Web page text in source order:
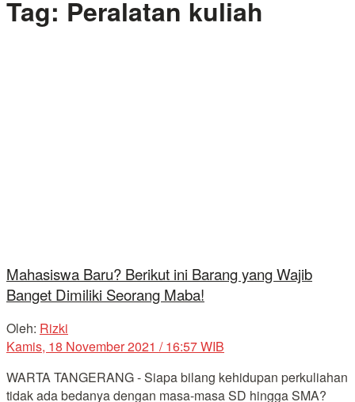
Tag: Peralatan kuliah
Mahasiswa Baru? Berikut ini Barang yang Wajib
Banget Dimiliki Seorang Maba!
Oleh: Rizki
Kamis, 18 November 2021 / 16:57 WIB
WARTA TANGERANG - Siapa bilang kehidupan perkuliahan
tidak ada bedanya dengan masa-masa SD hingga SMA?